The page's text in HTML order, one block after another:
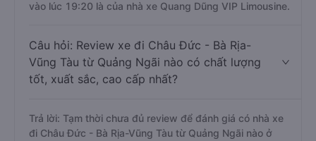
vào lúc 19:20 là của nhà xe Quang Dũng VIP Limousine.
Câu hỏi: Review xe đi Châu Đức - Bà Rịa-
Vũng Tàu từ Quảng Ngãi nào có chất lượng
tốt, xuất sắc, cao cấp nhất?
Trả lời: Tạm thời chưa đủ review để đánh giá có nhà xe
đi Châu Đức - Bà Rịa-Vũng Tàu từ Quảng Ngãi nào ở